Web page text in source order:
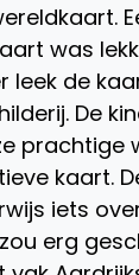
was
leek de
De
prachtige
kaart.
iets
erg